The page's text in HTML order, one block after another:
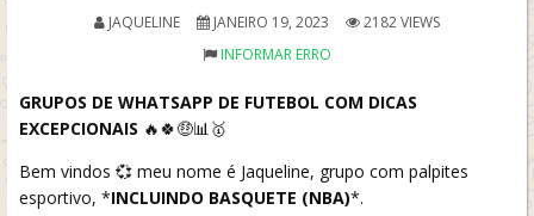
JAQUELINE JANEIRO 19, 2023
2182 VIEWS
INFORMAR ERRO
GRUPOS DE WHATSAPP DE FUTEBOL COM DICAS
EXCEPCIONAIS 🔥🍀🤑📊🥇
Bem vindos 💞 meu nome é Jaqueline, grupo com palpites
esportivo, *INCLUINDO BASQUETE (NBA)*.